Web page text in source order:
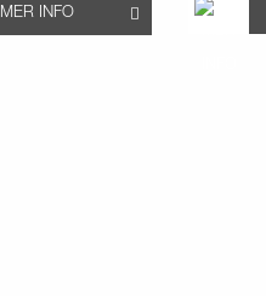
MER INFO